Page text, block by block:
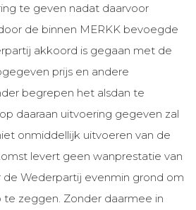
te geven nadat daarvoor
de binnen MERKK bevoegde
akkoord is gegaan met de
prijs en andere
begrepen het alsdan te
daaraan uitvoering gegeven zal
onmiddellijk uitvoeren van de
levert geen wanprestatie van
de Wederpartij evenmin grond om
zeggen. Zonder daarmee in